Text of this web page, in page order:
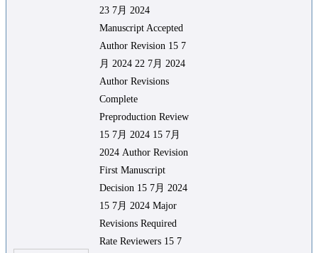
23 7月 2024
Manuscript Accepted
Author Revision 15 7
月 2024 22 7月 2024
Author Revisions
Complete
Preproduction Review
15 7月 2024 15 7月
2024 Author Revision
First Manuscript
Decision 15 7月 2024
15 7月 2024 Major
Revisions Required
Rate Reviewers 15 7